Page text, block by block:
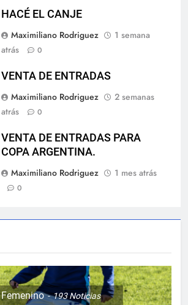
HACÉ EL CANJE
Maximiliano Rodriguez
1 semana
atrás
0
VENTA DE ENTRADAS
Maximiliano Rodriguez
2 semanas
atrás
0
VENTA DE ENTRADAS PARA
COPA ARGENTINA.
Maximiliano Rodriguez
1 mes atrás
0
Femenino 193Noticias